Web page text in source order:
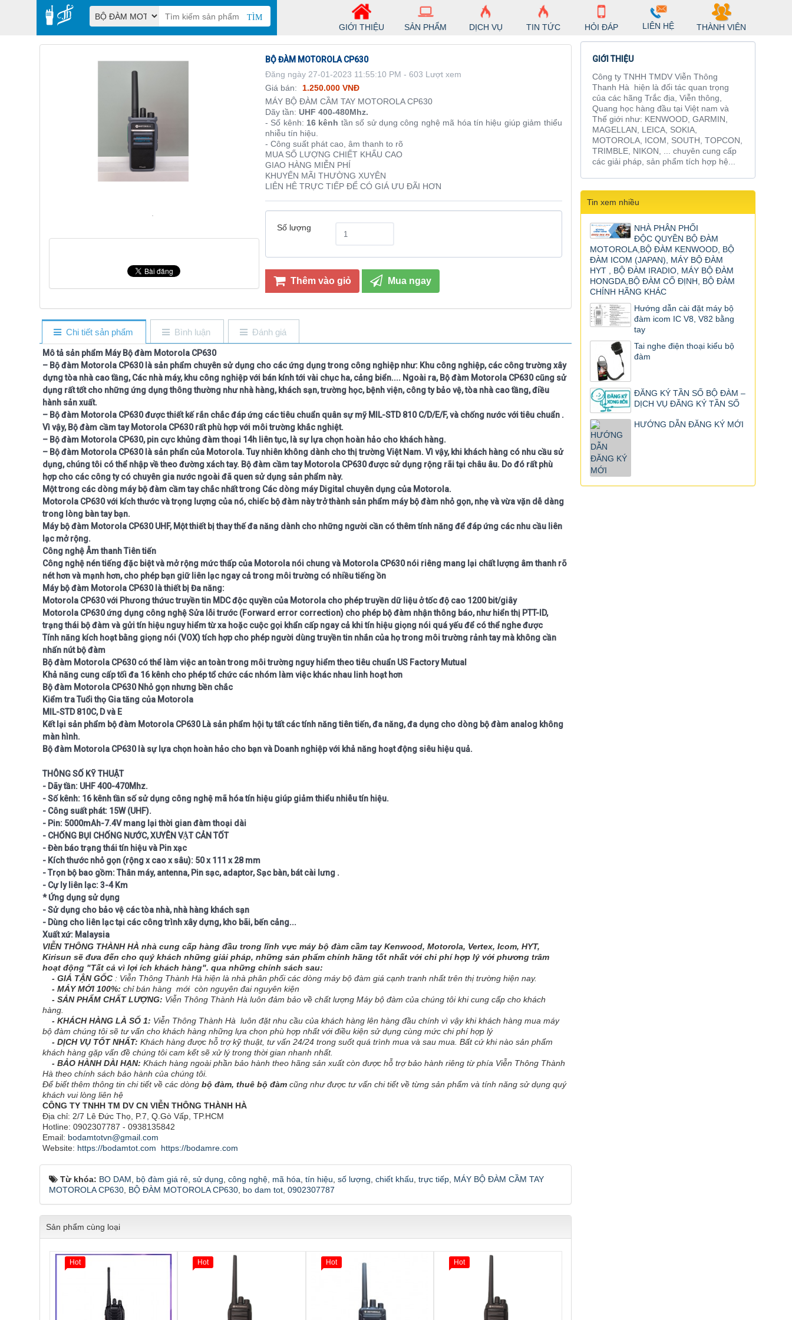
GIỚI THIỆU SẢN PHẨM DỊCH VỤ TIN TỨC HỎI ĐÁP LIÊN HỆ THÀNH VIÊN
BỘ ĐÀM MOTOROLA CP630
Đăng ngày 27-01-2023 11:55:10 PM - 603 Lượt xem
Giá bán:
1.250.000 VNĐ
MÁY BỘ ĐÀM CẦM TAY MOTOROLA CP630
Dãy tần: UHF 400-480Mhz.
- Số kênh: 16 kênh tần số sử dụng công nghệ mã hóa tín hiệu giúp giảm thiểu
nhiễu tín hiệu.
- Công suất phát cao, âm thanh to rõ
MUA SỐ LƯỢNG CHIẾT KHẤU CAO
GIAO HÀNG MIỄN PHÍ
KHUYẾN MÃI THƯỜNG XUYÊN
LIÊN HÊ TRỰC TIẾP ĐỂ CÓ GIÁ ƯU ĐÃI HƠN
Số lượng
Thêm vào giỏ Mua ngay
Chi tiết sản phẩm Bình luận Đánh giá
Mô tả sản phẩm Máy Bộ đàm Motorola CP630
– Bộ đàm Motorola CP630 là sản phẩm chuyên sử dụng cho các ứng dụng trong công nghiệp như: Khu công nghiệp, các công trường xây
dựng tòa nhà cao tầng, Các nhà máy, khu công nghiệp với bán kính tới vài chục ha, cảng biển.... Ngoài ra, Bộ đàm Motorola CP630 cũng sử
dụng rất tốt cho những ứng dụng thông thường như nhà hàng, khách sạn, trường học, bệnh viện, công ty bảo vệ, tòa nhà cao tầng, điều
hành sản xuất.
– Bộ đàm Motorola CP630 được thiết kế rắn chắc đáp ứng các tiêu chuẩn quân sự mỹ MIL-STD 810 C/D/E/F, và chống nước với tiêu chuẩn .
Vì vậy, Bộ đàm cầm tay Motorola CP630 rất phù hợp với môi trường khắc nghiệt.
– Bộ đàm Motorola CP630, pin cực khủng đàm thoại 14h liên tục, là sự lựa chọn hoàn hảo cho khách hàng.
– Bộ đàm Motorola CP630 là sản phẩn của Motorola. Tuy nhiên không dành cho thị trường Việt Nam. Vì vậy, khi khách hàng có nhu cầu sử
dụng, chúng tôi có thể nhập về theo đường xách tay. Bộ đàm cầm tay Motorola CP630 được sử dụng rộng rãi tại châu âu. Do đó rất phù
hợp cho các công ty có chuyên gia nước ngoài đã quen sử dụng sản phẩm này.
Một trong các dòng máy bộ đàm cầm tay chắc nhất trong Các dòng máy Digital chuyên dụng của Motorola.
Motorola CP630 với kích thước và trọng lượng của nó, chiếc bộ đàm này trở thành sản phẩm máy bộ đàm nhỏ gọn, nhẹ và vừa vặn dễ dàng
trong lòng bàn tay bạn.
Máy bộ đàm Motorola CP630 UHF, Một thiết bị thay thế đa năng dành cho những người cần có thêm tính năng để đáp ứng các nhu cầu liên
lạc mở rộng.
Công nghệ Âm thanh Tiên tiến
Công nghệ nén tiếng đặc biệt và mở rộng mức thấp của Motorola nói chung và Motorola CP630 nói riêng mang lại chất lượng âm thanh rõ
nét hơn và mạnh hơn, cho phép bạn giữ liên lạc ngay cả trong môi trường có nhiều tiếng ồn
Máy bộ đàm Motorola CP630 là thiết bị Đa năng:
Motorola CP630 với Phưong thứuc truyền tin MDC độc quyền của Motorola cho phép truyền dữ liệu ở tốc độ cao 1200 bit/giây
Motorola CP630 ứng dụng công nghệ Sửa lỗi trước (Forward error correction) cho phép bộ đàm nhận thông báo, như hiển thị PTT-ID,
trạng thái bộ đàm và gửi tín hiệu nguy hiểm từ xa hoặc cuộc gọi khẩn cấp ngay cả khi tín hiệu giọng nói quá yếu để có thể nghe được
Tính năng kích hoạt bằng giọng nói (VOX) tích hợp cho phép người dùng truyền tin nhắn của họ trong môi trường rảnh tay mà không cần
nhấn nút bộ đàm
Bộ đàm Motorola CP630có thể làm việc an toàn trong môi trường nguy hiểm theo tiêu chuẩn US Factory Mutual
Khả năng cung cấp tối đa 16 kênh cho phép tổ chức các nhóm làm việc khác nhau linh hoạt hơn
Bộ đàm Motorola CP630 Nhỏ gọn nhưng bền chắc
Kiểm tra Tuổi thọ Gia tăng của Motorola
MIL-STD 810C, D và E
Kết lại sản phẩm bộ đàm Motorola CP630Là sản phẩm hội tụ tất các tính năng tiên tiến, đa năng, đa dụng cho dòng bộ đàm analog không
màn hình.
Bộ đàm Motorola CP630 là sự lựa chọn hoàn hảo cho bạn và Doanh nghiệp với khả năng hoạt động siêu hiệu quả.
THÔNG SỐ KỸ THUẬT
- Dãy tần: UHF 400-470Mhz.
- Số kênh: 16 kênhtần số sử dụng công nghệ mã hóa tín hiệu giúp giảm thiểu nhiễu tín hiệu.
- Công suất phát: 15W (UHF).
- Pin: 5000mAh-7.4Vmang lại thời gian đàm thoại dài
- CHỐNG BỤI CHỐNG NƯỚC, XUYÊN VẬT CẢN TỐT
- Đèn báo trạng thái tín hiệu và Pin xạc
- Kích thước nhỏ gọn (rộng x cao x sâu): 50 x 111 x 28mm
- Trọn bộ bao gồm: Thân máy, antenna, Pin sạc, adaptor, Sạc bàn, bát cài lưng .
- Cự ly liên lạc: 3-4 Km
* Ứng dụng sử dụng
- Sử dụng cho bảo vệ các tòa nhà, nhà hàng khách sạn
- Dùng cho liên lạc tại các công trình xây dựng, kho bãi, bến cảng...
Xuất xứ: Malaysia
VIỄN THÔNG THÀNH HÀ nhà cung cấp hàng đầu trong lĩnh vực máy bộ đàm cầm tay Kenwood, Motorola, Vertex, Icom, HYT,
Kirisun sẽ đưa đến cho quý khách những giải pháp, những sản phẩm chính hãng tốt nhất với chi phí hợp lý với phương trâm
hoạt động "Tất cả vì lợi ích khách hàng". qua những chính sách sau:
- GIÁ TẬN GỐC : Viễn Thông Thành Hà hiện là nhà phân phối các dòng máy bộ đàm giá cạnh tranh nhất trên thị trường hiện nay.
- MÁY MỚI 100%: chỉ bán hàng mới còn nguyên đai nguyên kiện
- SẢN PHẨM CHẤT LƯỢNG: Viễn Thông Thành Hà luôn đảm bảo về chất lượng Máy bộ đàm của chúng tôi khi cung cấp cho khách
hàng.
- KHÁCH HÀNG LÀ SỐ 1: Viễn Thông Thành Hà luôn đặt nhu cầu của khách hàng lên hàng đầu chính vì vậy khi khách hàng mua máy
bộ đàm chúng tôi sẽ tư vấn cho khách hàng những lựa chọn phù hợp nhất với điều kiện sử dụng cùng mức chi phí hợp lý
- DỊCH VỤ TỐT NHẤT: Khách hàng được hỗ trợ kỹ thuật, tư vấn 24/24 trong suốt quá trình mua và sau mua. Bất cứ khi nào sản phẩm
khách hàng gặp vấn đề chúng tôi cam kết sẽ xử lý trong thời gian nhanh nhất.
- BẢO HÀNH DÀI HẠN: Khách hàng ngoài phần bảo hành theo hãng sản xuất còn được hỗ trợ bảo hành riêng từ phía Viễn Thông Thành
Hà theo chính sách bảo hành của chúng tôi.
Để biết thêm thông tin chi tiết về các dòng bộ đàm, thuê bộ đàm cũng như được tư vấn chi tiết về từng sản phẩm và tính năng sử dụng quý
khách vui lòng liên hệ
CÔNG TY TNHH TM DV CN VIỄN THÔNG THÀNH HÀ
Địa chỉ: 2/7 Lê Đức Thọ, P.7, Q.Gò Vấp, TP.HCM
Hotline: 0902307787 - 0938135842
Email: bodamtotvn@gmail.com
Website: https://bodamtot.com https://bodamre.com
Từ khóa: BO DAM bộ đàm giá rẻ sử dụng công nghệ mã hóa tín hiệu số lượng chiết khấu trực tiếp MÁY BỘ ĐÀM CẦM TAY
MOTOROLA CP630 BỘ ĐÀM MOTOROLA CP630 bo dam tot 0902307787
Sản phẩm cùng loại
Hot Hot Hot Hot
GIỚI THIỆU
Công ty TNHH TMDV Viễn Thông
Thanh Hà hiện là đối tác quan trọng
của các hãng Trắc địa, Viễn thông,
Quang học hàng đầu tại Việt nam và
Thế giới như: KENWOOD, GARMIN,
MAGELLAN, LEICA, SOKIA,
MOTOROLA, ICOM, SOUTH, TOPCON,
TRIMBLE, NIKON, ... chuyên cung cấp
các giải pháp, sản phẩm tích hợp hệ...
Tin xem nhiều
NHÀ PHÂN PHỐI
ĐỘC QUYỀN BỘ ĐÀM
MOTOROLA,BỘ ĐÀM KENWOOD, BỘ
ĐÀM ICOM (JAPAN), MÁY BỘ ĐÀM
HYT , BỘ ĐÀM IRADIO, MÁY BỘ ĐÀM
HONGDA,BỘ ĐÀM CỐ ĐỊNH, BỘ ĐÀM
CHÍNH HÃNG KHÁC
Hướng dẫn cài đặt máy bộ
đàm icom IC V8, V82 bằng
tay
Tai nghe điện thoại kiểu bộ
đàm
ĐĂNG KÝ TẦN SỐ BỘ ĐÀM –
DỊCH VỤ ĐĂNG KÝ TẦN SỐ
HƯỚNG DẪN ĐĂNG KÝ MỚI